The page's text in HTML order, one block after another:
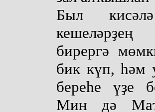
Был
бирергә
бик күп, һәм
береһе үҙе
Мин дә